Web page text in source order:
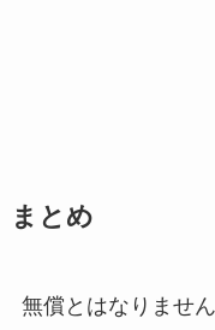
まとめ
無償とはなりませ